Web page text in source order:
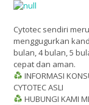
Cytotec sendiri
menggugurkan
bulan, 4 bulan, 5
cepat dan aman.
INFORMASI
CYTOTEC ASLI
HUBUNGI KAMI